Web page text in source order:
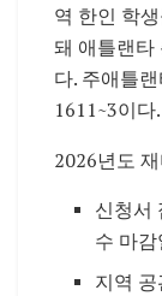
역 한인 학
돼 애틀랜타
다. 주애틀
1611~3이
2026년도
신청서
수 마
지역